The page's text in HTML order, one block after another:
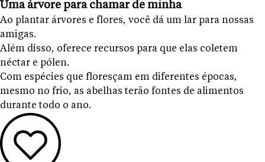
Uma árvore para chamar de minha
Ao plantar árvores e flores, você dá um lar para nossas
amigas.
Além disso, oferece recursos para que elas coletem
néctar e pólen.
Com espécies que floresçam em diferentes épocas,
mesmo no frio, as abelhas terão fontes de alimentos
durante todo o ano.